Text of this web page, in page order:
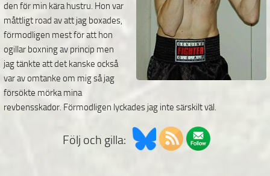
den för min kära hustru. Hon var
måttligt road av att jag boxades,
förmodligen mest för att hon
ogillar boxning av princip men
jag tänkte att det kanske också
var av omtanke om mig så jag
försökte mörka mina
revbensskador. Förmodligen lyckades jag inte särskilt väl.
Följ och gilla: